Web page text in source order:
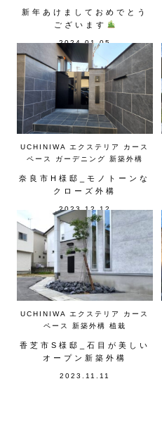
2024.01.05
新年あけましておめでとう
ございます
UCHINIWA エクステリア
カース
ペース
ガーデニング 新築外構
2023.12.12
奈良市H様邸_モノトーンな
クローズ外構
UCHINIWA エクステリア
カース
ペース
新築外構 植栽
2023.11.11
香芝市S様邸_石目が美しい
オープン新築外構